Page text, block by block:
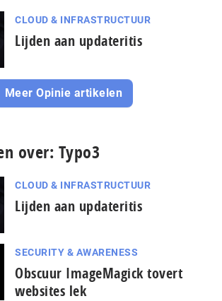
CLOUD & INFRASTRUCTUUR
Lijden aan updateritis
Meer Opinie artikelen
over: Typo3
CLOUD & INFRASTRUCTUUR
Lijden aan updateritis
SECURITY & AWARENESS
Obscuur ImageMagick tovert
websites lek